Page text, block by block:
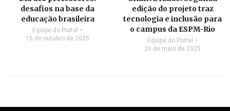
desafios na base da
educação brasileira
Equipe do Portal
15 de outubro de 2025
edição do projeto traz
tecnologia e inclusão para
o campus da ESPM-Rio
Equipe do Portal
26 de maio de 2025